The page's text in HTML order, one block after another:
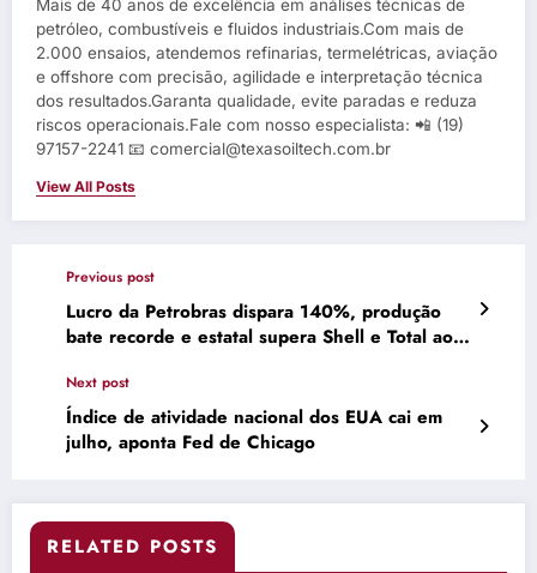
Mais de 40 anos de excelência em análises técnicas de
petróleo, combustíveis e fluidos industriais.Com mais de
2.000 ensaios, atendemos refinarias, termelétricas, aviação
e offshore com precisão, agilidade e interpretação técnica
dos resultados.Garanta qualidade, evite paradas e reduza
riscos operacionais.Fale com nosso especialista: 📲 (19)
97157-2241 📧 comercial@texasoiltech.com.br
View All Posts
Previous post
Lucro da Petrobras dispara 140%, produção
bate recorde e estatal supera Shell e Total ao
do mundo
Next post
Índice de atividade nacional dos EUA cai em
julho, aponta Fed de Chicago
RELATED POSTS